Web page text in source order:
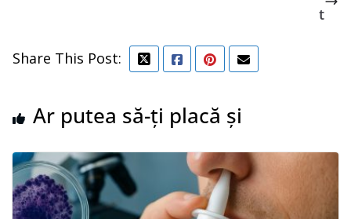
t
Share This Post:
Ar putea să-ți placă și